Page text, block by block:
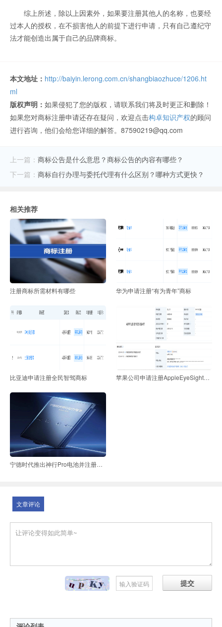
综上所述，除以上因素外，如果要注册其他人的名称，也要经
过本人的授权，在不损害他人的前提下进行申请，只有自己遵纪守
法才能创造出属于自己的品牌商标。
本文地址： http://baiyin.lerong.com.cn/shangbiaozhuce/1206.ht
ml
版权声明： 如果侵犯了您的版权，请联系我们将及时更正和删除！
如果您对商标注册申请还存在疑问，欢迎点击构卓知识产权的顾问
进行咨询，他们会给您详细的解答。87590219@qq.com
上一篇： 商标公告是什么意思？商标公告的内容有哪些？
下一篇： 商标自行办理与委托代理有什么区别？哪种方式更快？
相关推荐
注册商标所需材料有哪些 华为申请注册“有为青年”商标
比亚迪申请注册全民智驾商标 苹果公司申请注册AppleEyeSight商标
宁德时代推出神行Pro电池并注册系列商标
文章评论
提交